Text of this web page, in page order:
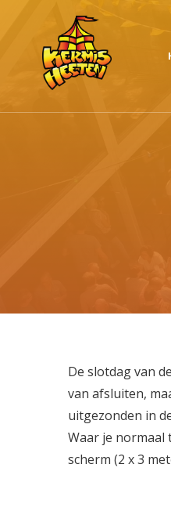
De slotdag van
van afsluiten,
uitgezonden in
Waar je normaal
scherm (2 x 3